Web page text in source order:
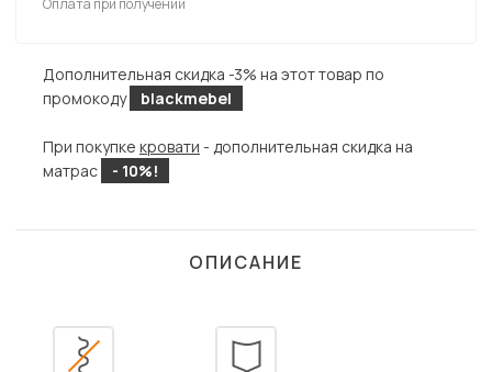
Оплата при получении
Дополнительная скидка -3% на этот товар по
промокоду
blackmebel
При покупке кровати - дополнительная скидка на
матрас
- 10%!
ОПИСАНИЕ